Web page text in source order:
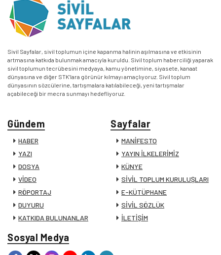
Sivil Sayfalar, sivil toplumun içine kapanma halinin aşılmasına ve etkisinin
artmasına katkıda bulunmak amacıyla kuruldu. Sivil toplum haberciliği yaparak
sivil toplumun tecrübesini medyaya, kamu yönetimine, siyasete, kanaat
dünyasına ve diğer STK’lara görünür kılmayı amaçlıyoruz. Sivil toplum
dünyasının sözcülerine, tartışmalara katılabileceği, yeni tartışmalar
açabileceği bir mecra sunmayı hedefliyoruz.
Gündem
HABER
YAZI
DOSYA
VİDEO
RÖPORTAJ
DUYURU
KATKIDA BULUNANLAR
Sayfalar
MANİFESTO
YAYIN İLKELERİMİZ
KÜNYE
SİVİL TOPLUM KURULUŞLARI
E-KÜTÜPHANE
SİVİL SÖZLÜK
İLETİŞİM
Sosyal Medya